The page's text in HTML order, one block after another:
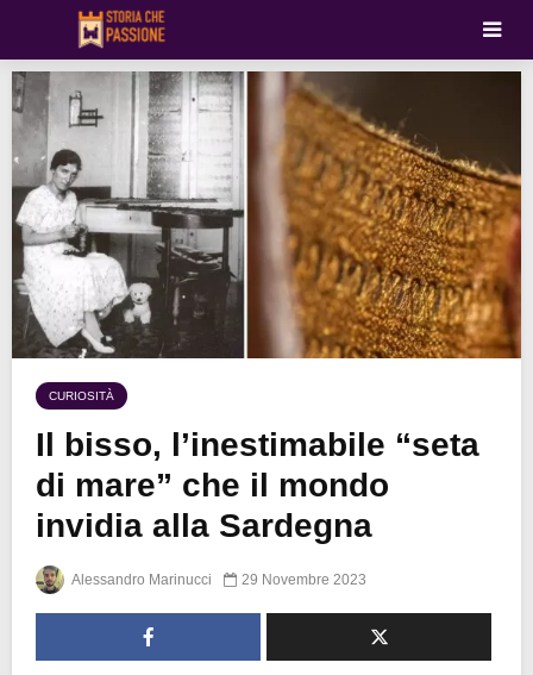
CURIOSITÀ
Il bisso, l’inestimabile “seta
di mare” che il mondo
invidia alla Sardegna
Alessandro Marinucci 29 Novembre 2023